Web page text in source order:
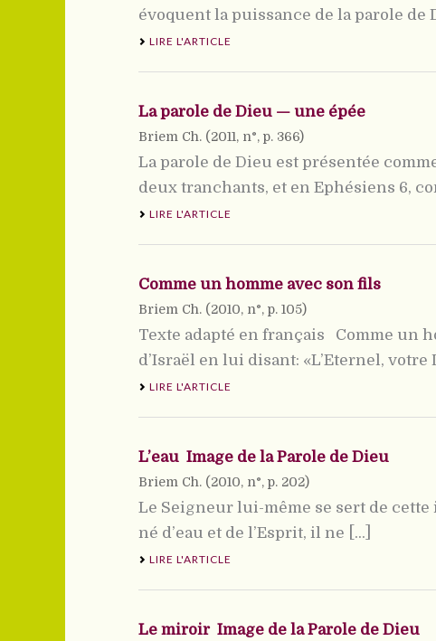
évoquent la puissance de la parole de
LIRE L'ARTICLE
La parole de Dieu — une épée
Briem Ch. (2011, n°, p. 366)
La parole de Dieu est présentée
deux tranchants, et en Ephésiens 6,
LIRE L'ARTICLE
Comme un homme avec son fils
Briem Ch. (2010, n°, p. 105)
Texte adapté en français Comme un
d’Israël en lui disant: «L’Eternel, votre
LIRE L'ARTICLE
L’eau  Image de la Parole de Dieu
Briem Ch. (2010, n°, p. 202)
Le Seigneur lui-même se sert de cette
né d’eau et de l’Esprit, il ne [...]
LIRE L'ARTICLE
Le miroir  Image de la Parole de Dieu